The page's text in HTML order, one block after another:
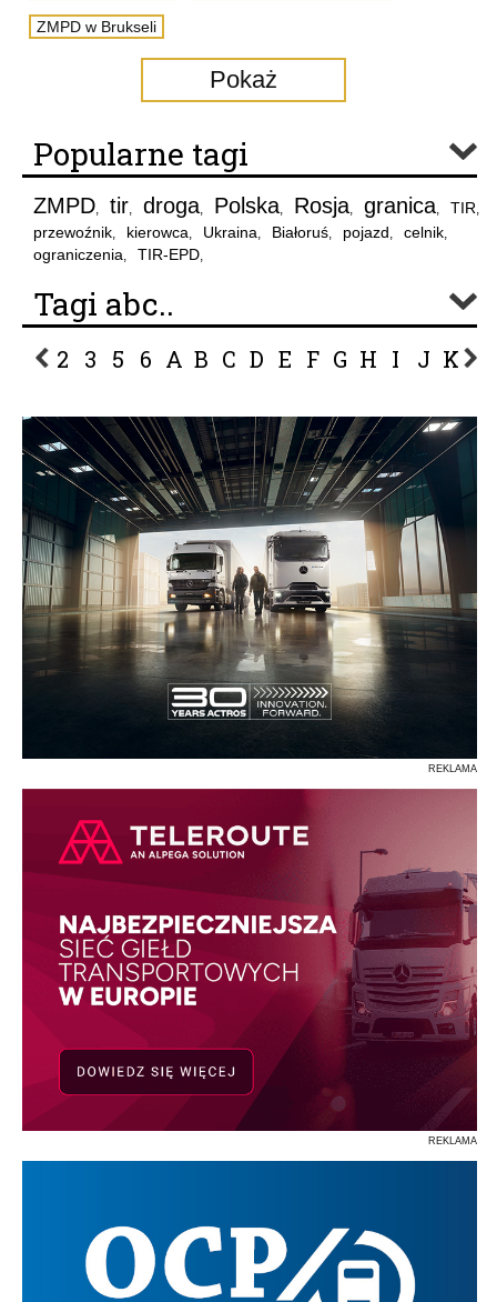
ZMPD w Brukseli
Pokaż
Popularne tagi
ZMPD tir droga Polska Rosja granica TIR
przewoźnik kierowca Ukraina Białoruś pojazd celnik
ograniczenia TIR-EPD
Tagi abc..
2 3 5 6 A B C D E F G H I J K L
REKLAMA
REKLAMA